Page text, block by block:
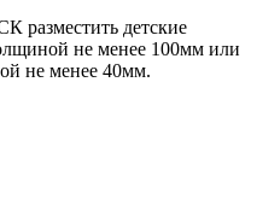
разместить детские
не менее 100мм или
не менее 40мм.